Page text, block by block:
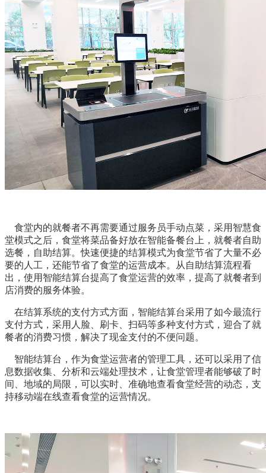
食堂内的就餐者不再需要通过服务员手动点菜，采用智慧食
堂模式之后，食堂将菜品备好放在智能备餐台上，就餐者自助
选餐，自助结算。快速便捷的结算模式为食堂节省了大量不必
要的人工，还能节省了食堂的运营成本。从自助结算流程看
出，使用智能结算台提高了食堂运营的效率，提高了就餐者到
店消费的服务体验。
在结算系统的支付方式方面，智能结算台采用了如今最流行
支付方式，采用人脸、刷卡、扫码等多种支付方式，迎合了就
餐者的消费习惯，解决了现金支付的不便问题。
智能结算台，作为食堂运营者的管理工具，还可以采用了信
息数据收集、分析和云端处理技术，让食堂管理者能够破了时
间、地域的局限，可以实时、准确地查看食堂经营的动态，支
持移动端在线查看食堂的运营情况。